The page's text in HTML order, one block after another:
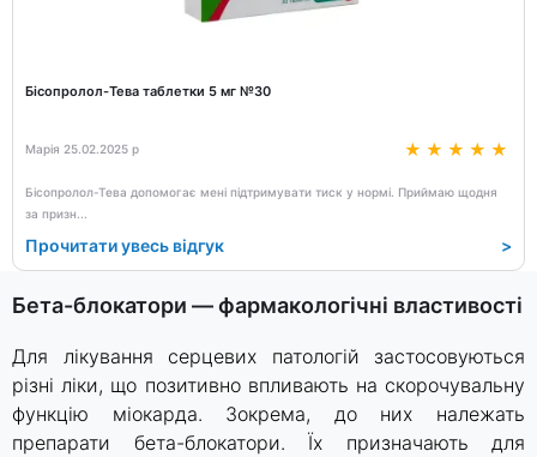
Бісопролол-Тева таблетки 5 мг №30
Марія 25.02.2025 р
Бісопролол-Тева допомогає мені підтримувати тиск у нормі. Приймаю щодня
за призн
Прочитати увесь відгук >
Бета-блокатори — фармакологічні властивості
Для лікування серцевих патологій застосовуються
різні ліки, що позитивно впливають на скорочувальну
функцію міокарда. Зокрема, до них належать
препарати бета-блокатори. Їх призначають для